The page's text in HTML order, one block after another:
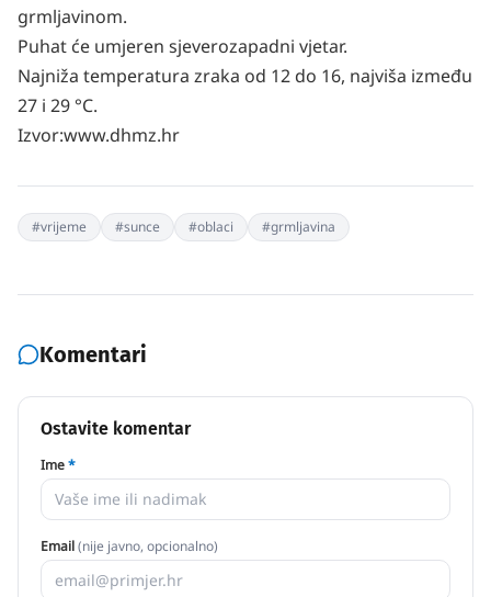
grmljavinom.
Puhat će umjeren sjeverozapadni vjetar.
Najniža temperatura zraka od 12 do 16, najviša između
27 i 29 °C.
Izvor:www.dhmz.hr
#vrijeme #sunce #oblaci #grmljavina
Komentari
Ostavite komentar
Ime*
Email(nije javno, opcionalno)